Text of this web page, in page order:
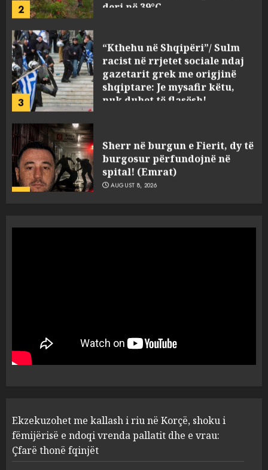
AUGUST 8, 2026
3
racist në rrjetet sociale ndaj
gazetarit grek me origjinë
shqiptare: Je mysafir këtu,
nuk duhet të flasësh!
AUGUST 8, 2026
4
burgosur përfundojnë në
spital! (Emrat)
AUGUST 8, 2026
1
ndoqi vrenda pallatit dhe e
vrau: Çfarë thonë fqinjët
AUGUST 8, 2026
2
zjarresh në 8 qarqe
paralajmëron Instituti i
deri në 39°C
Ekzekuzohet me kallash i riu në Korçë, shoku i
fëmijërisë e ndoqi vrenda pallatit dhe e vrau:
Çfarë thonë fqinjët